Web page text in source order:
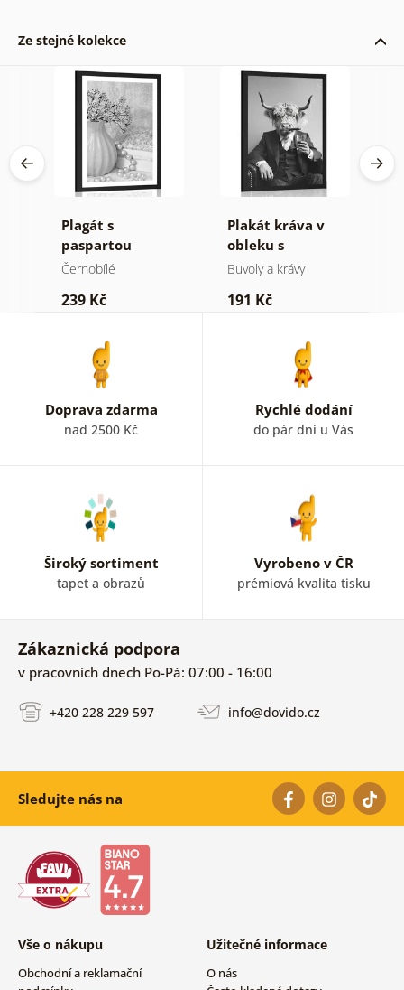
Ze stejné kolekce
Plagát s
paspartou
luxusní zátiší v
provedení
Černobílé
239 Kč
Plakát kráva v
obleku s
doutníkem a
Buvoly a krávy
191 Kč
Doprava zdarma
nad 2500 Kč
Rychlé dodání
do pár dní u Vás
Široký sortiment
tapet a obrazů
Vyrobeno v ČR
prémiová kvalita tisku
Zákaznická podpora
v pracovních dnech Po-Pá: 07:00 - 16:00
+420 228 229 597 info@dovido.cz
Sledujte nás na
Vše o nákupu
Obchodní a reklamační
Užitečné informace
O nás